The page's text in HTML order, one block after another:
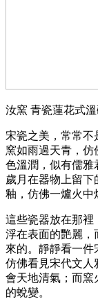
汝窯 青瓷蓮花式
宋瓷之美，常常不
窯如雨過天青，仿
色溫潤，似有儒雅
歲月在器物上留下
釉，仿佛一爐火中
這些瓷器放在那裡
浮在表面的艷麗，
來的。靜靜看一
仿佛看見宋代文人
會天地清氣；而窯
的蛻變。